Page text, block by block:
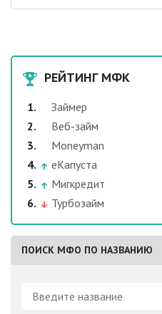
РЕЙТИНГ МФК
Займер
Веб-займ
Moneyman
еКапуста
Мигкредит
Турбозайм
ПОИСК МФО ПО НАЗВАНИЮ
Поиск: